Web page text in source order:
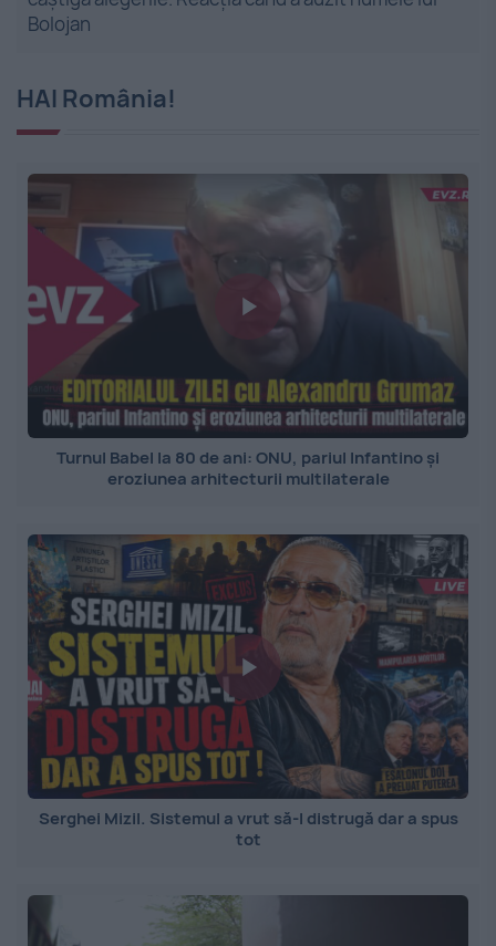
Bolojan
HAI România!
Turnul Babel la 80 de ani: ONU, pariul Infantino și
eroziunea arhitecturii multilaterale
Serghei Mizil. Sistemul a vrut să-l distrugă dar a spus
tot